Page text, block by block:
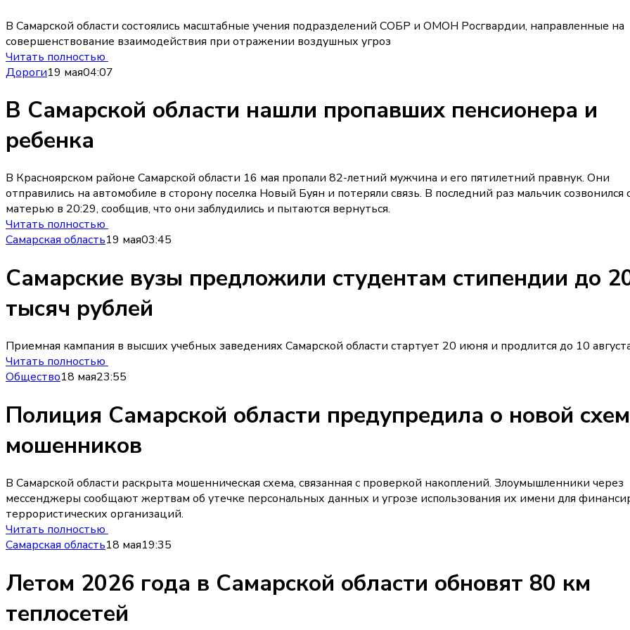
В Самарской области состоялись масштабные учения подразделений СОБР и ОМОН Росгвардии, направленные на
совершенствование взаимодействия при отражении воздушных угроз
Читать полностью
Дороги19 мая04:07
В Самарской области нашли пропавших пенсионера и
ребенка
В Красноярском районе Самарской области 16 мая пропали 82-летний мужчина и его пятилетний правнук. Они
отправились на автомобиле в сторону поселка Новый Буян и потеряли связь. В последний раз мальчик созвонился
матерью в 20:29, сообщив, что они заблудились и пытаются вернуться.
Читать полностью
Самарская область19 мая03:45
Самарские вузы предложили студентам стипендии до
тысяч рублей
Приемная кампания в высших учебных заведениях Самарской области стартует 20 июня и продлится до 10
Читать полностью
Общество18 мая23:55
Полиция Самарской области предупредила о новой
мошенников
В Самарской области раскрыта мошенническая схема, связанная с проверкой накоплений. Злоумышленники через
мессенджеры сообщают жертвам об утечке персональных данных и угрозе использования их имени для
террористических организаций.
Читать полностью
Самарская область18 мая19:35
Летом 2026 года в Самарской области обновят 80 км
теплосетей